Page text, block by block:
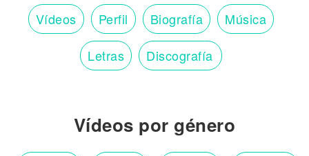
Vídeos Perfil Biografía Música
Letras Discografía
Vídeos por género